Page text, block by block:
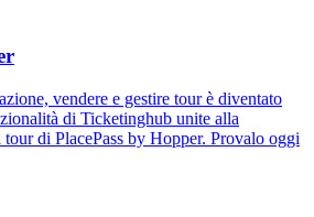
vendere e gestire tour è diventato
di Ticketinghub unite alla
di PlacePass by Hopper. Provalo oggi